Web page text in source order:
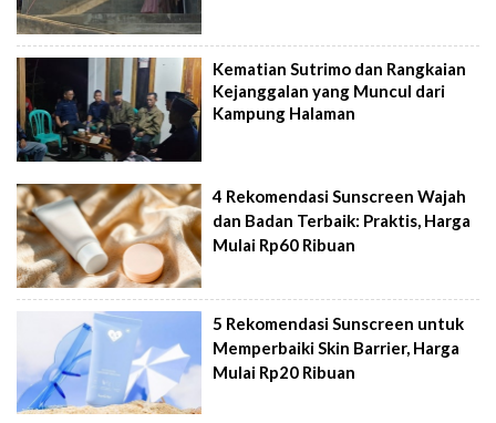
Kematian Sutrimo dan Rangkaian
Kejanggalan yang Muncul dari
Kampung Halaman
4 Rekomendasi Sunscreen Wajah
dan Badan Terbaik: Praktis, Harga
Mulai Rp60 Ribuan
5 Rekomendasi Sunscreen untuk
Memperbaiki Skin Barrier, Harga
Mulai Rp20 Ribuan